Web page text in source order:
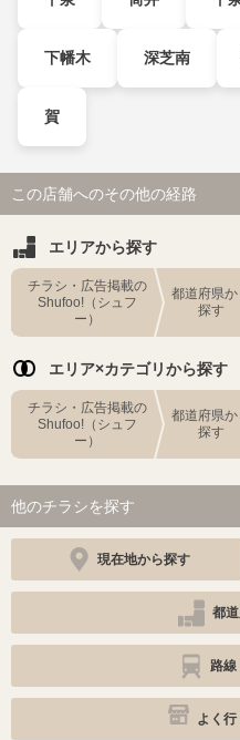
下幡木 深芝南
賀
この店舗へのその他の経路
エリアから探す
チラシ・広告掲載の
Shufoo!（シュフ
ー）
都道府県か
探す
エリア×カテゴリから探す
チラシ・広告掲載の
Shufoo!（シュフ
ー）
都道府県か
探す
他のチラシを探す
現在地から探す
都
路
よく